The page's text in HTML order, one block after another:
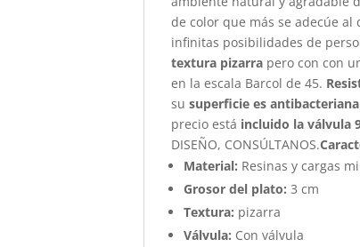
de color que más se adecúe
infinitas posibilidades de
textura pizarra pero con con
en la escala Barcol de 45.
susuperficie es
precio está incluido la válvula
DISEÑO, CONSÚLTANOS.
Material: Resinas y cargas
Grosor del plato: 3 cm
Textura: pizarra
Válvula: Con válvula